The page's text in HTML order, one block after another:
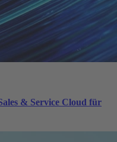
& Service Cloud für